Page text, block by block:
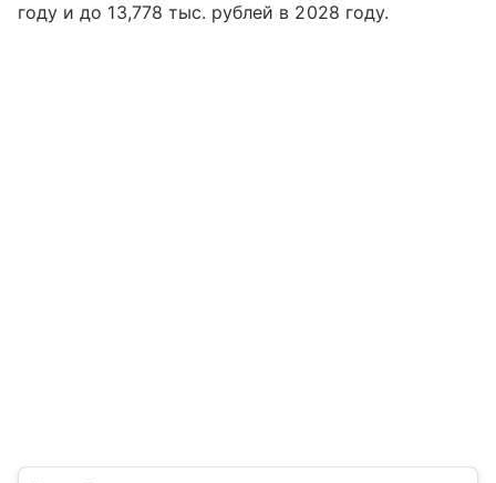
году и до 13,778 тыс. рублей в 2028 году.